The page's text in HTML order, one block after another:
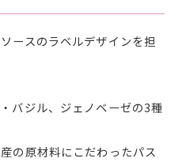
ースのラベルデザインを担
バジル、ジェノベーゼの3種
の原材料にこだわったパス